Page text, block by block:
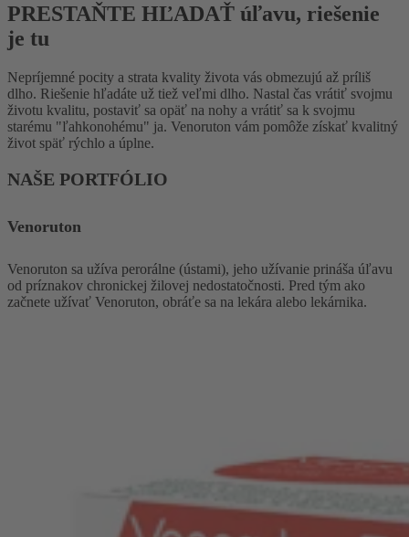
PRESTAŇTE HĽADAŤ úľavu, riešenie
je tu
Nepríjemné pocity a strata kvality života vás obmezujú až príliš
dlho. Riešenie hľadáte už tiež veľmi dlho. Nastal čas vrátiť svojmu
životu kvalitu, postaviť sa opäť na nohy a vrátiť sa k svojmu
starému "ľahkonohému" ja. Venoruton vám pomôže získať kvalitný
život späť rýchlo a úplne.
NAŠE PORTFÓLIO
Venoruton
Venoruton sa užíva perorálne (ústami), jeho užívanie prináša úľavu
od príznakov chronickej žilovej nedostatočnosti. Pred tým ako
začnete užívať Venoruton, obráťe sa na lekára alebo lekárnika.